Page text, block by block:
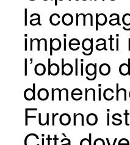
la
impiegati
l’obbligo
Furono